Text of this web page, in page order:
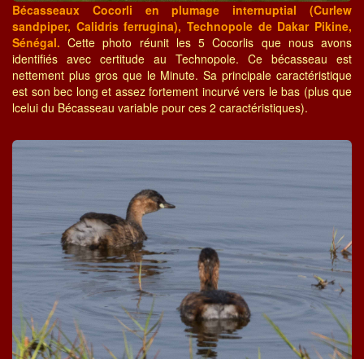
Bécasseaux Cocorli en plumage internuptial (Curlew
sandpiper, Calidris ferrugina), Technopole de Dakar Pikine,
Sénégal. Cette photo réunit les 5 Cocorlis que nous avons
identifiés avec certitude au Technopole. Ce bécasseau est
nettement plus gros que le Minute. Sa principale caractéristique
est son bec long et assez fortement incurvé vers le bas (plus que
lcelui du Bécasseau variable pour ces 2 caractéristiques).